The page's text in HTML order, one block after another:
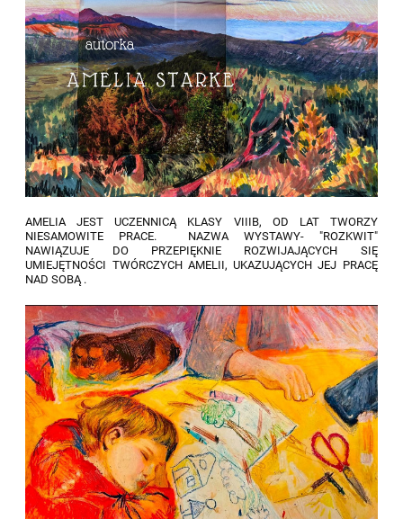
AMELIA JEST UCZENNICĄ KLASY VIIIB, OD LAT TWORZY
NIESAMOWITE PRACE. NAZWA WYSTAWY- "ROZKWIT"
NAWIĄZUJE DO PRZEPIĘKNIE ROZWIJAJĄCYCH SIĘ
UMIEJĘTNOŚCI TWÓRCZYCH AMELII, UKAZUJĄCYCH JEJ PRACĘ
NAD SOBĄ .